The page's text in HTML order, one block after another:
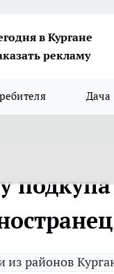
в Кургане
рекламу
Дача
из районов